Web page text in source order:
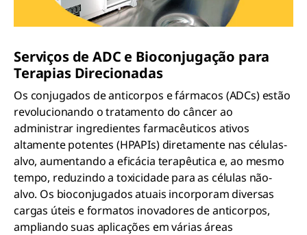
Serviços de ADC e Bioconjugação para
Terapias Direcionadas
Os conjugados de anticorpos e fármacos (ADCs) estão
revolucionando o tratamento do câncer ao
administrar ingredientes farmacêuticos ativos
altamente potentes (HPAPIs) diretamente nas células-
alvo, aumentando a eficácia terapêutica e, ao mesmo
tempo, reduzindo a toxicidade para as células não-
alvo. Os bioconjugados atuais incorporam diversas
cargas úteis e formatos inovadores de anticorpos,
ampliando suas aplicações em várias áreas